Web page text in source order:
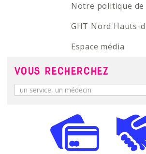
Notre politique
GHT Nord Hauts-
Espace média
VOUS RECHERCHEZ